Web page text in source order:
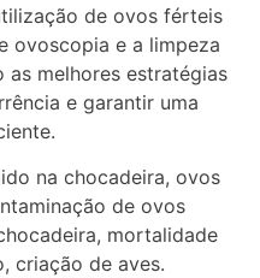
de ovos férteis
ovoscopia e a limpeza
as melhores estratégias
e garantir uma
na chocadeira, ovos
de ovos
mortalidade
criação de aves.